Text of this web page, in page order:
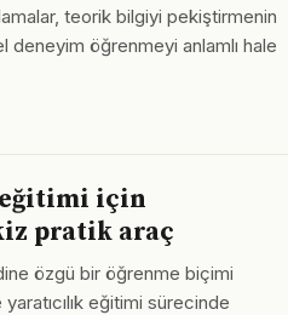
teorik bilgiyi pekiştirmenin
deneyim öğrenmeyi anlamlı hale
eğitimi için
pratik araç
özgü bir öğrenme biçimi
eğitimi sürecinde